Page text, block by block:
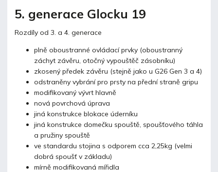
5. generace Glocku 19
Rozdíly od 3. a 4. generace
plně oboustranné ovládací prvky (oboustranný
záchyt závěru, otočný vypouštěč zásobníku)
zkosený předek závěru (stejně jako u G26 Gen 3 a 4)
odstraněny vybrání pro prsty na přední straně gripu
modifikovaný vývrt hlavně
nová povrchová úprava
jiná konstrukce blokace úderníku
jiná konstrukce domečku spouště, spoušťového táhla
a pružiny spouště
ve standardu stojina s odporem cca 2,25kg (velmi
dobrá spoušť v základu)
mírně modifikovaná mířidla